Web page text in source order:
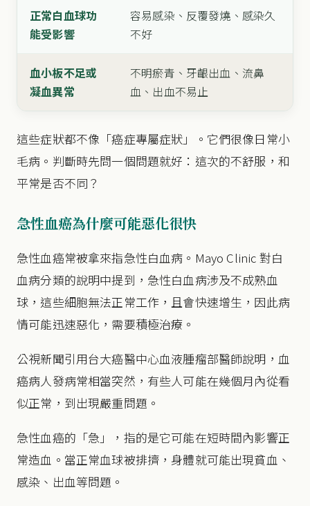
正常白血球功
能受影響
容易感染、反覆發燒、感染久
不好
血小板不足或
凝血異常
不明瘀青、牙齦出血、流鼻
血、出血不易止
這些症狀都不像「癌症專屬症狀」。它們很像日常小
毛病。判斷時先問一個問題就好：這次的不舒服，和
平常是否不同？
急性血癌為什麼可能惡化很快
急性血癌常被拿來指急性白血病。Mayo Clinic 對白
血病分類的說明中提到，急性白血病涉及不成熟血
球，這些細胞無法正常工作，且會快速增生，因此病
情可能迅速惡化，需要積極治療。
公視新聞引用台大癌醫中心血液腫瘤部醫師說明，血
癌病人發病常相當突然，有些人可能在幾個月內從看
似正常，到出現嚴重問題。
急性血癌的「急」，指的是它可能在短時間內影響正
常造血。當正常血球被排擠，身體就可能出現貧血、
感染、出血等問題。